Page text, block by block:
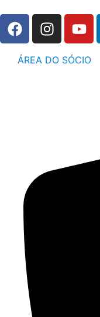
ÁREA DO SÓCIO